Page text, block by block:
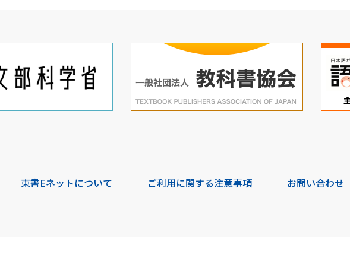
東書Eネットについて ご利用に関する注意事項 お問い合わせ